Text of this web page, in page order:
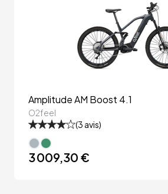
Amplitude AM Boost 4.1
O2feel
(3 avis)
3 009,30 €